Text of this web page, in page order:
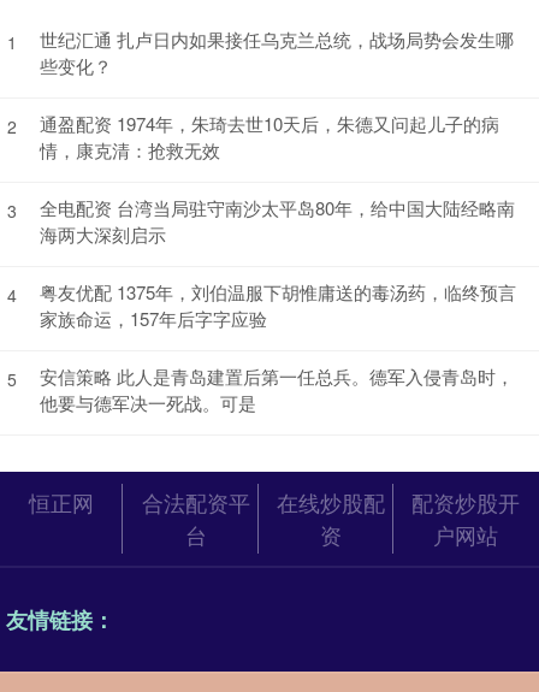
1
世纪汇通 扎卢日内如果接任乌克兰总统，战场局势会发生哪
些变化？
2
通盈配资 1974年，朱琦去世10天后，朱德又问起儿子的病
情，康克清：抢救无效
3
全电配资 台湾当局驻守南沙太平岛80年，给中国大陆经略南
海两大深刻启示
4
粤友优配 1375年，刘伯温服下胡惟庸送的毒汤药，临终预言
家族命运，157年后字字应验
5
安信策略 此人是青岛建置后第一任总兵。德军入侵青岛时，
他要与德军决一死战。可是
恒正网
合法配资平
台
在线炒股配
资
配资炒股开
户网站
友情链接：